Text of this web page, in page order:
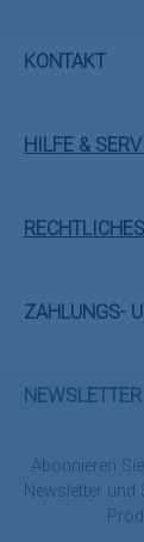
KONTAKT
HILFE &
RECHTLICHES
ZAHLUNGS-
NEWSLETTER
Abonnieren
Newsletter und